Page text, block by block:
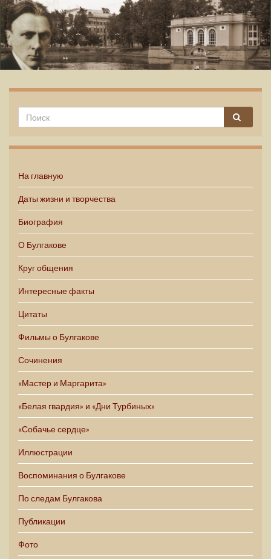
На главную
Даты жизни и творчества
Биография
О Булгакове
Круг общения
Интересные факты
Цитаты
Фильмы о Булгакове
Сочинения
«Мастер и Маргарита»
«Белая гвардия» и «Дни Турбиных»
«Собачье сердце»
Иллюстрации
Воспоминания о Булгакове
По следам Булгакова
Публикации
Фото